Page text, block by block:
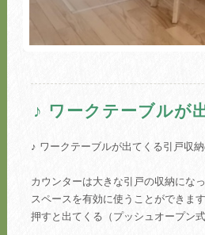
♪ ワークテーブルが
♪ ワークテーブルが出てくる引戸収
カウンターは大きな引戸の収納になっ
スペースを有効に使うことができます
押すと出てくる（プッシュオープン